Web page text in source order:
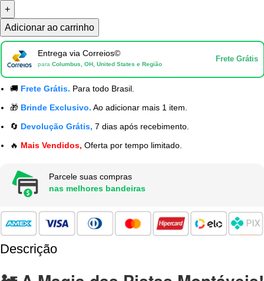
Montável
Elétrico
-
Peças
quantidade
Adicionar ao carrinho
Entrega via Correios©
para Columbus, OH, United States e Região
Frete Grátis
🚚 Frete Grátis. Para todo Brasil.
🎁 Brinde Exclusivo. Ao adicionar mais 1 item.
🔄 Devolução Grátis, 7 dias após recebimento.
🔥 Mais Vendidos, Oferta por tempo limitado.
Parcele suas compras
nas melhores bandeiras
Descrição